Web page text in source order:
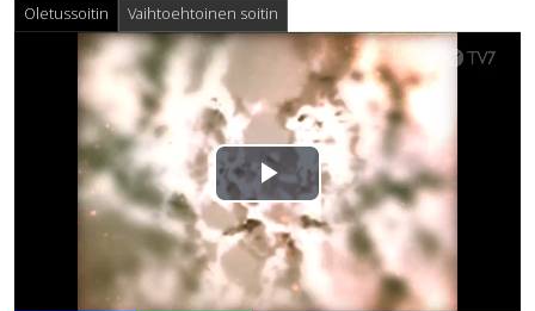
Oletussoitin Vaihtoehtoinen soitin
Toista
Video